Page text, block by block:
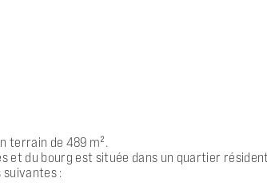
terrain de 489 m².
et du bourg est située dans un quartier
suivantes :